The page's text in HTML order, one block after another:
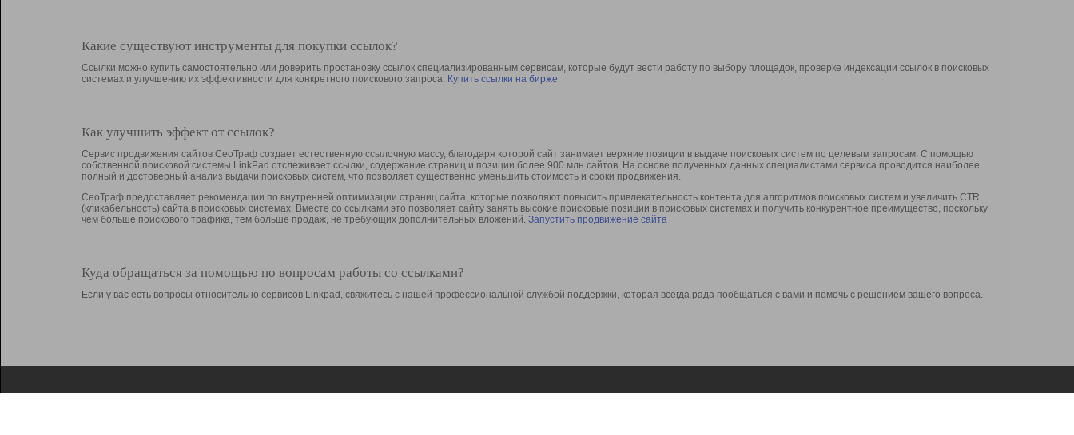
Какие существуют инструменты для покупки ссылок?
Ссылки можно купить самостоятельно или доверить простановку ссылок специализированным сервисам, которые будут вести работу по выбору площадок, проверке индексации ссылок в поисковых
системах и улучшению их эффективности для конкретного поискового запроса. Купить ссылки на бирже
Как улучшить эффект от ссылок?
Сервис продвижения сайтов СеоТраф создает естественную ссылочную массу, благодаря которой сайт занимает верхние позиции в выдаче поисковых систем по целевым запросам. С помощью
собственной поисковой системы LinkPad отслеживает ссылки, содержание страниц и позиции более 900 млн сайтов. На основе полученных данных специалистами сервиса проводится наиболее
полный и достоверный анализ выдачи поисковых систем, что позволяет существенно уменьшить стоимость и сроки продвижения.
СеоТраф предоставляет рекомендации по внутренней оптимизации страниц сайта, которые позволяют повысить привлекательность контента для алгоритмов поисковых систем и увеличить CTR
(кликабельность) сайта в поисковых системах. Вместе со ссылками это позволяет сайту занять высокие поисковые позиции в поисковых системах и получить конкурентное преимущество, поскольку
чем больше поискового трафика, тем больше продаж, не требующих дополнительных вложений. Запустить продвижение сайта
Куда обращаться за помощью по вопросам работы со ссылками?
Если у вас есть вопросы относительно сервисов Linkpad, свяжитесь с нашей профессиональной службой поддержки, которая всегда рада пообщаться с вами и помочь с решением вашего вопроса.